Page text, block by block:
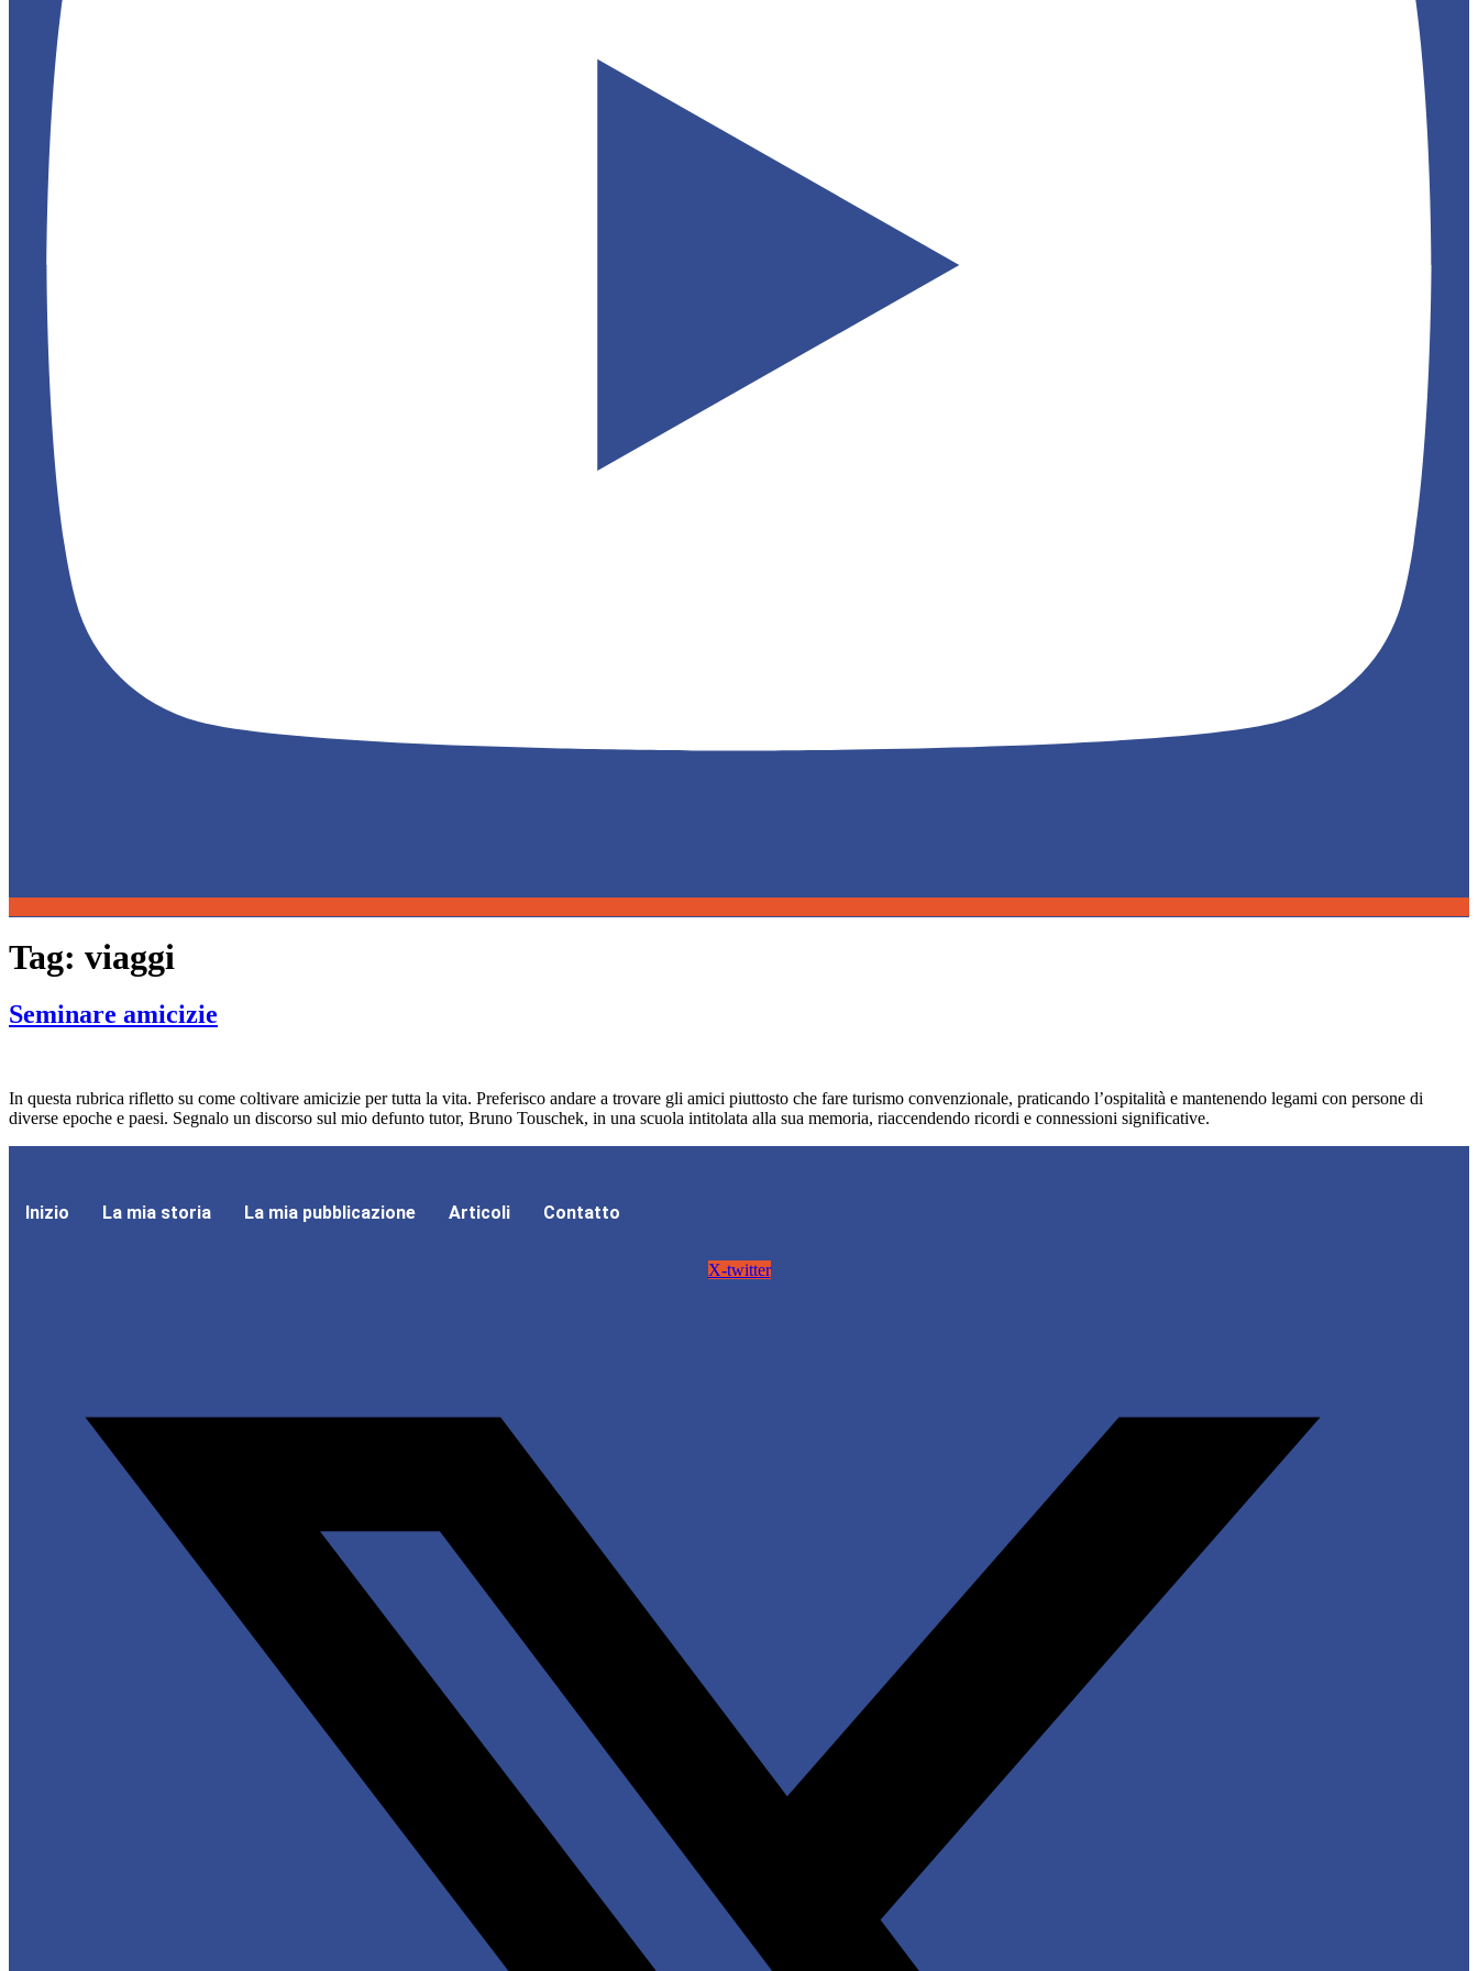
Tag: viaggi
Seminare amicizie
In questa rubrica rifletto su come coltivare amicizie per tutta la vita. Preferisco andare a trovare gli amici piuttosto che fare turismo convenzionale, praticando l’ospitalità e mantenendo legami con persone di
diverse epoche e paesi. Segnalo un discorso sul mio defunto tutor, Bruno Touschek, in una scuola intitolata alla sua memoria, riaccendendo ricordi e connessioni significative.
Inizio La mia storia La mia pubblicazione Articoli Contatto
X-twitter